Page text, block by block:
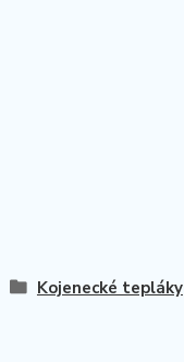
Kojenecké tepláky